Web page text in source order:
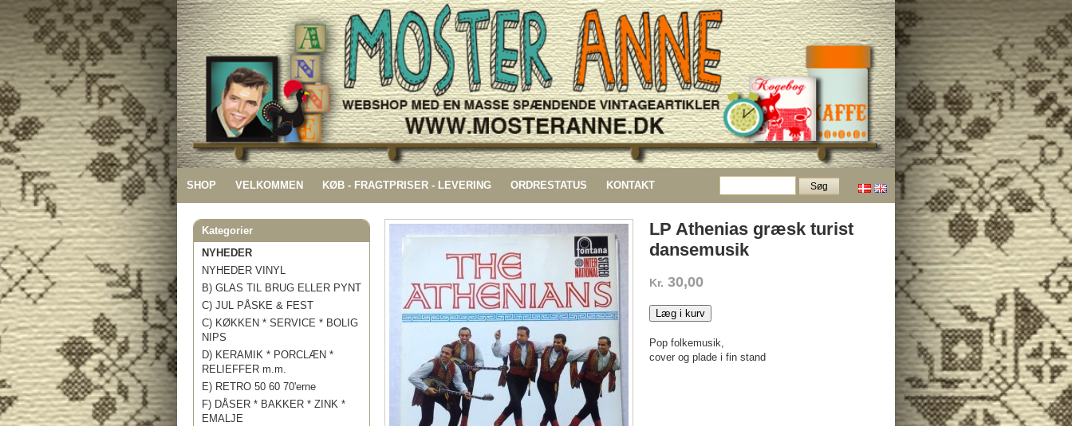
SHOP VELKOMMEN KØB - FRAGTPRISER - LEVERING ORDRESTATUS KONTAKT
Kategorier
NYHEDER
NYHEDER VINYL
B) GLAS TIL BRUG ELLER PYNT
C) JUL PÅSKE & FEST
C) KØKKEN * SERVICE * BOLIG
NIPS
D) KERAMIK * PORCLÆN *
RELIEFFER m.m.
E) RETRO 50 60 70'erne
F) DÅSER * BAKKER * ZINK *
EMALJE
LP Athenias græsk turist
dansemusik
Kr. 30,00
Læg i kurv
Pop folkemusik,
cover og plade i fin stand